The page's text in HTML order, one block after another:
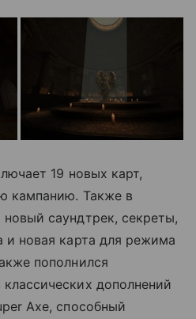
19 новых карт,
кампанию. Также в
саундтрек, секреты,
и новая карта для режима
пополнился
дополнений
Axe, способный